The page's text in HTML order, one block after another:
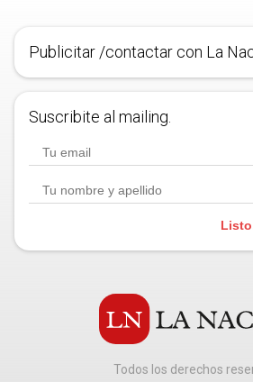
Publicitar /contactar con La
Suscribite al mailing.
Todos los derechos